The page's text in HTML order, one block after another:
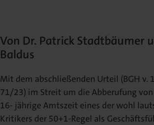
News
Karriere
Ihre Einstiegsmöglichkeiten
Geisteswissenschaften
Dozentenservice
Mediadaten
Werben in Fachzeitschriften
Shop
Von Dr. Patrick Stadtbäumer
Baldus
Mit dem abschließenden Urteil (BGH v.
71/23) im Streit um die Abberufung von
16- jährige Amtszeit eines derwohl
Kritikers der 50+1-Regel als